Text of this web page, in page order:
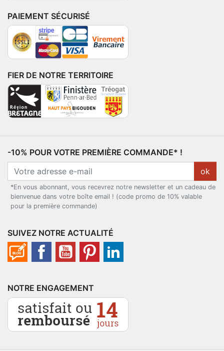
PAIEMENT SÉCURISÉ
FIER DE NOTRE TERRITOIRE
-10% POUR VOTRE PREMIÈRE COMMANDE* !
ok
*En vous abonnant, vous recevrez notre newsletter et un cadeau de
bienvenue dans votre boîte email ! (code promo de 10% valable
pour la première commande)
SUIVEZ NOTRE ACTUALITÉ
NOTRE ENGAGEMENT